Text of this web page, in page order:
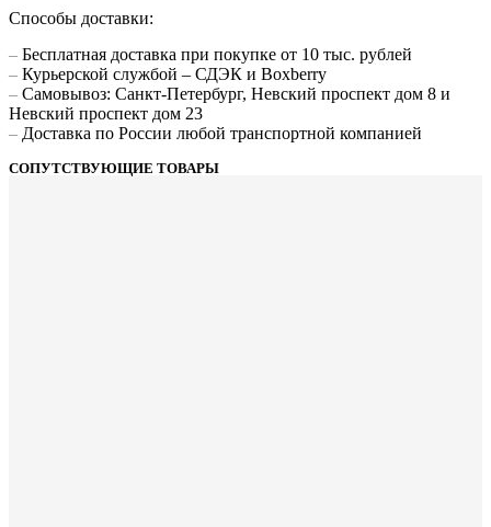
Способы доставки:
– Бесплатная доставка при покупке от 10 тыс. рублей
– Курьерской службой – СДЭК и Boxberry
– Самовывоз: Санкт-Петербург, Невский проспект дом 8 и
Невский проспект дом 23
– Доставка по России любой транспортной компанией
СОПУТСТВУЮЩИЕ ТОВАРЫ